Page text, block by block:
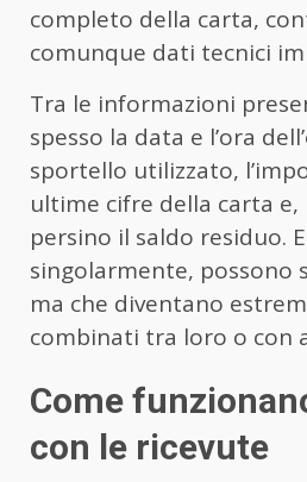
completo della carta,
comunque dati tecnici
Tra le informazioni
spesso la data e l’ora
sportello utilizzato,
ultime cifre della carta e,
persino il saldo residuo.
singolarmente, possono
ma che diventano
combinati tra loro o con
Come
con le ricevute